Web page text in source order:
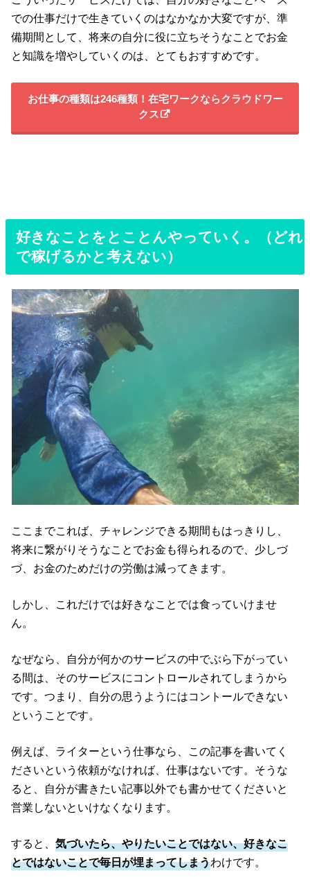
での仕事だけで生きていくのはなかなか大変ですが、準
備期間として、将来の自分に役に立ちそうなことでお金
と知識を増やしていくのは、とてもおすすめです。
お仕事の種類は246種類！在宅ワークならクラウドワー
クス
好きなことをとことんやっていく。（どれ
で稼げるかと考えない）
ここまでこれば、チャレンジできる期間もはっきりし、
将来に繋がりそうなことでお金も得られるので、少しづ
づ、お金のためだけの労働は減ってきます。
しかし、これだけでは好きなことでは食っていけませ
ん。
なぜなら、自分が何かのサービスの中でぶら下がってい
る間は、そのサービスにコントロールされてしまうから
です。つまり、自分の思うようにはコントールできない
ということです。
例えば、ライターという仕事なら、この記事を書いてく
ださいという依頼がなければ、仕事はないです。そうな
ると、自分が書きたい記事以外でも書かせてくださいと
営業しないといけなくなります。
すると、気づいたら、やりたいことではない、好きなこ
とではないことで毎日が埋まってしまうわけです。